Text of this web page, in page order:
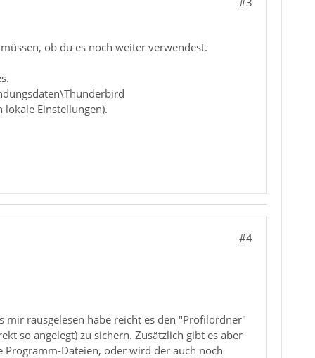
ob du es noch weiter verwendest.
Einstellungen).
#4
rausgelesen habe reicht es den "Profilordner"
so angelegt) zu sichern. Zusätzlich gibt es aber
Dateien, oder wird der auch noch